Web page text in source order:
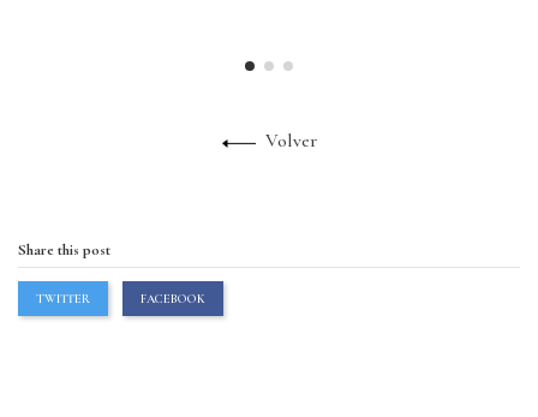
Volver
Share this post
TWITTER FACEBOOK